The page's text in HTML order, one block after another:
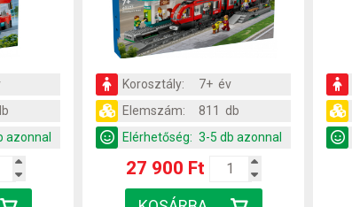
azonnal
Korosztály:
7+ év
Elemszám:
811 db
Elérhetőség: 3-5 db azonnal
27 900 Ft